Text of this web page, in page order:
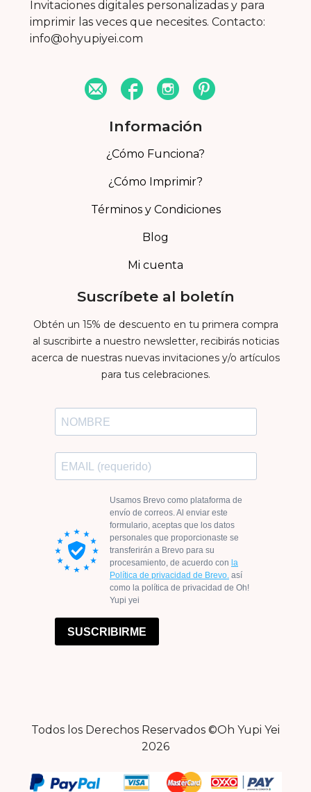
Invitaciones digitales personalizadas y para
imprimir las veces que necesites. Contacto:
info@ohyupiyei.com
Información
¿Cómo Funciona?
¿Cómo Imprimir?
Términos y Condiciones
Blog
Mi cuenta
Suscríbete al boletín
Obtén un 15% de descuento en tu primera compra
al suscribirte a nuestro newsletter, recibirás noticias
acerca de nuestras nuevas invitaciones y/o artículos
para tus celebraciones.
Todos los Derechos Reservados ©Oh Yupi Yei
2026